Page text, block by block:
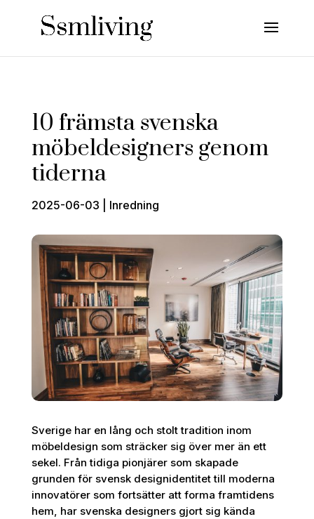
10 främsta svenska
möbeldesigners genom
tiderna
2025-06-03 Inredning
Sverige har en lång och stolt tradition inom
möbeldesign som sträcker sig över mer än ett
sekel. Från tidiga pionjärer som skapade
grunden för svensk designidentitet till moderna
innovatörer som fortsätter att forma framtidens
hem, har svenska designers gjort sig kända